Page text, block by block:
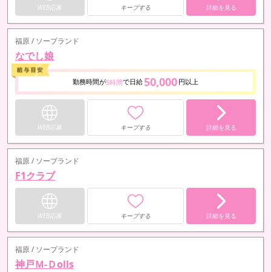
WEB応募 キープする 詳細を見る
福原 / ソープランド
なでし娘
勤務時間が5時間で日給 50,000 円以上
WEB応募 キープする 詳細を見る
福原 / ソープランド
F1クラブ
WEB応募 キープする 詳細を見る
福原 / ソープランド
神戸Ｍ-Ｄolls